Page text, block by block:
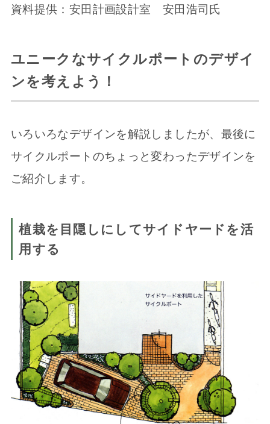
資料提供：安田計画設計室 安田浩司氏
ユニークなサイクルポートのデザイ
ンを考えよう！
いろいろなデザインを解説しましたが、最後に
サイクルポートのちょっと変わったデザインを
ご紹介します。
植栽を目隠しにしてサイドヤードを活
用する